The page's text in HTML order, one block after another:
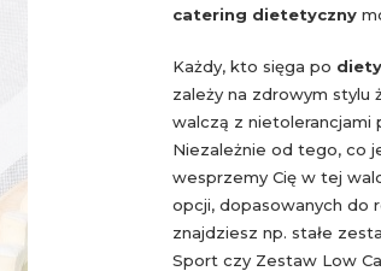
catering dietetyczny
Każdy, kto sięga po
zależy na zdrowym stylu
walczą z nietolerancjami
Niezależnie od tego, co
wesprzemy Cię w tej
opcji, dopasowanych do
znajdziesz np. stałe
Sport czy Zestaw Low